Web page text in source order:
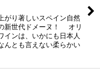
り著しいスペイン自然
新世代ドメーヌ！ オリ
インは、いかにも日本人
んとも言えない柔らかい